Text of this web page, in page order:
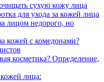
сухую кожу лица
для ухода за кожей лица
лицом недорого, но
кожей с комедонами?
косметика? Определение,
лица: